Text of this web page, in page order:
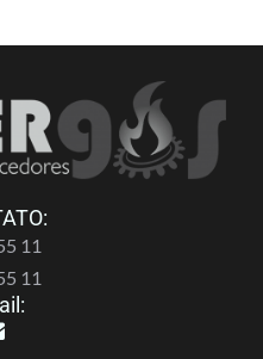
11
11